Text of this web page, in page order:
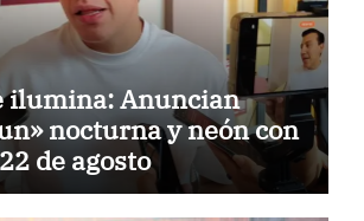
ilumina: Anuncian
nocturna y neón con
de agosto